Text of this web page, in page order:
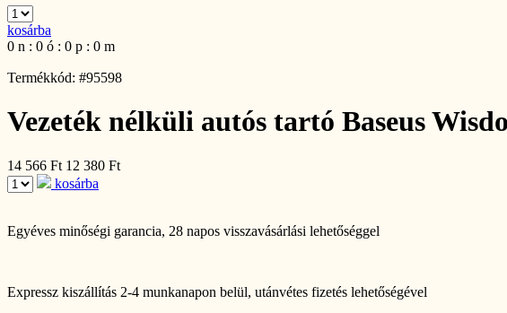
kosárba
0 n : 0 ó : 0 p : 0 m
Termékkód: #95598
Vezeték nélküli autós tartó Baseus
14 566 Ft 12 380 Ft
kosárba
Egyéves minőségi garancia, 28 napos visszavásárlási lehetőséggel
Expressz kiszállítás 2-4 munkanapon belül, utánvétes fizetés lehetőségével